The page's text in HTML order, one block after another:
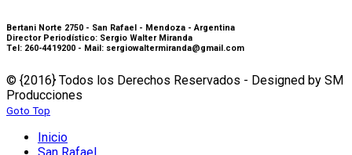
Bertani Norte 2750 - San Rafael - Mendoza - Argentina
Director Periodístico: Sergio Walter Miranda
Tel: 260-4419200 - Mail: sergiowaltermiranda@gmail.com
© {2016} Todos los Derechos Reservados - Designed by SM
Producciones
Goto Top
Inicio
San Rafael